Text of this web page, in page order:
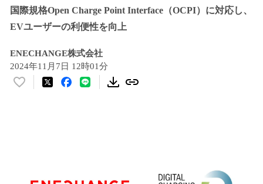
国際規格Open Charge Point Interface（OCPI）に対応し、
EVユーザーの利便性を向上
ENECHANGE株式会社
2024年11月7日 12時01分
い